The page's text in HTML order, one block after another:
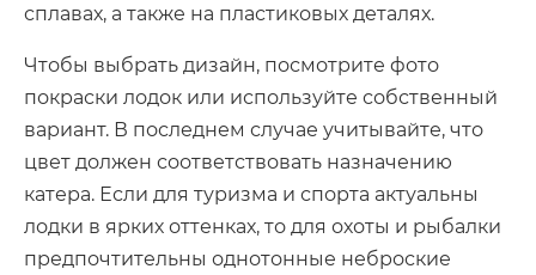
сплавах, а также на пластиковых деталях.
Чтобы выбрать дизайн, посмотрите фото
покраски лодок или используйте собственный
вариант. В последнем случае учитывайте, что
цвет должен соответствовать назначению
катера. Если для туризма и спорта актуальны
лодки в ярких оттенках, то для охоты и рыбалки
предпочтительны однотонные неброские